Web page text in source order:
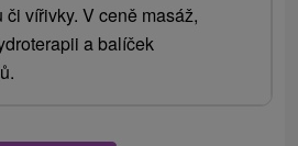
vířivky. V ceně masáž,
a balíček